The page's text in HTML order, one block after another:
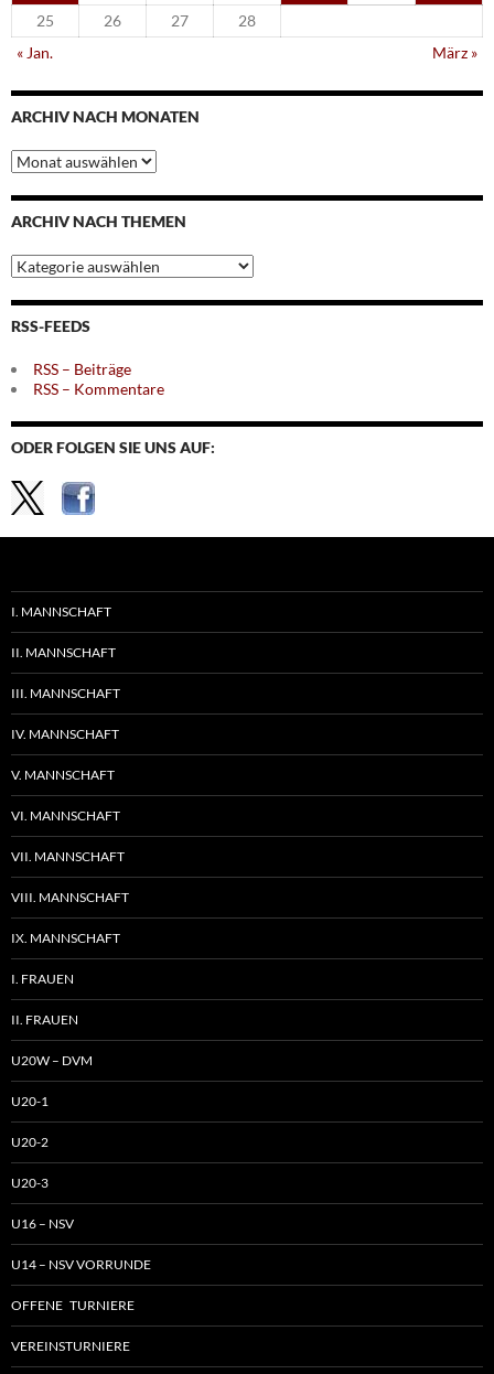
25
26 27
28
« Jan.
März »
ARCHIV NACH MONATEN
Archiv
nach
Monaten
ARCHIV NACH THEMEN
Archiv
nach
Themen
RSS-FEEDS
RSS – Beiträge
RSS – Kommentare
ODER FOLGEN SIE UNS AUF:
I. MANNSCHAFT
II. MANNSCHAFT
III. MANNSCHAFT
IV. MANNSCHAFT
V. MANNSCHAFT
VI. MANNSCHAFT
VII. MANNSCHAFT
VIII. MANNSCHAFT
IX. MANNSCHAFT
I. FRAUEN
II. FRAUEN
U20W – DVM
U20-1
U20-2
U20-3
U16 – NSV
U14 – NSV VORRUNDE
OFFENE TURNIERE
VEREINSTURNIERE